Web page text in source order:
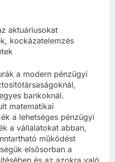
aktuáriusokat
kockázatelemzés
a modern pénzügyi
bankoknál.
matematikai
a lehetséges pénzügyi
a vállalatokat abban,
működést
elsősorban a
és az azokra való